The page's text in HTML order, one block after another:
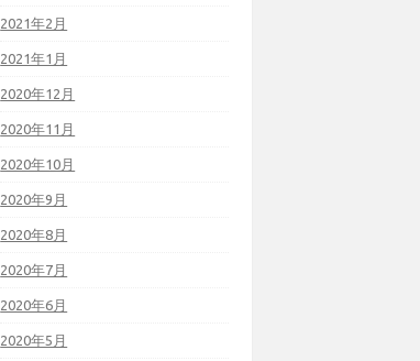
2021年2月
2021年1月
2020年12月
2020年11月
2020年10月
2020年9月
2020年8月
2020年7月
2020年6月
2020年5月